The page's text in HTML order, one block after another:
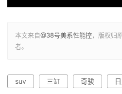
本文来自@38号美系性能控，版权归
者。
suv 三缸 奇骏